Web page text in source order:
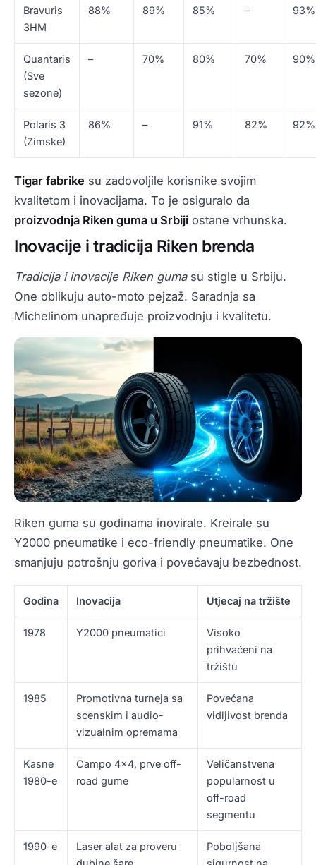
Bravuris
3HM
88% 89% 85% – 93%
Quantaris
(Sve
sezone)
– 70% 80% 70% 90%
Polaris 3
(Zimske)
86% – 91% 82% 92%
Tigar fabrike su zadovoljile korisnike svojim
kvalitetom i inovacijama. To je osiguralo da
proizvodnja Riken guma u Srbiji ostane vrhunska.
Inovacije i tradicija Riken brenda
Tradicija i inovacije Riken gumasu stigle u Srbiju.
One oblikuju auto-moto pejzaž. Saradnja sa
Michelinom unapređuje proizvodnju i kvalitetu.
Riken guma su godinama inovirale. Kreirale su
Y2000 pneumatike i eco-friendly pneumatike. One
smanjuju potrošnju goriva i povećavaju bezbednost.
Godina Inovacija Utjecaj na tržište
1978 Y2000 pneumatici
Visoko
prihvaćeni na
tržištu
1985
Promotivna turneja sa
scenskim i audio-
vizualnim opremama
Povećana
vidljivost brenda
Kasne
1980-e
Campo 4×4, prve off-
road gume
Veličanstvena
popularnost u
off-road
segmentu
1990-e
Laser alat za proveru
Poboljšana